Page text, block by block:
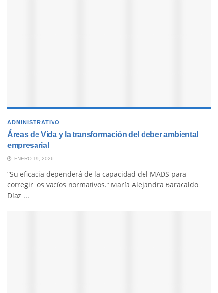
ADMINISTRATIVO
Áreas de Vida y la transformación del deber ambiental
empresarial
ENERO 19, 2026
“Su eficacia dependerá de la capacidad del MADS para
corregir los vacíos normativos.” María Alejandra Baracaldo
Díaz ...